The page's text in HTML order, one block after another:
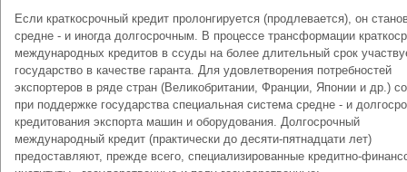
Если краткосрочный кредит пролонгируется (продлевается), он
средне - и иногда долгосрочным. В процессе трансформации
международных кредитов в ссуды на более длительный срок
государство в качестве гаранта. Для удовлетворения потребностей
экспортеров в ряде стран (Великобритании, Франции, Японии и др.)
при поддержке государства специальная система средне - и
кредитования экспорта машин и оборудования. Долгосрочный
международный кредит (практически до десяти-пятнадцати лет)
предоставляют, прежде всего, специализированные кредитно-